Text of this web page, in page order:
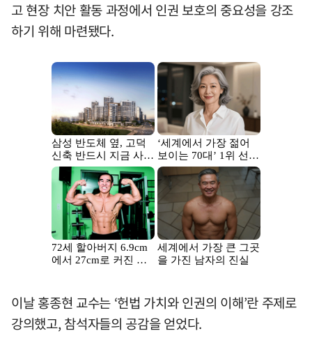
고 현장 치안 활동 과정에서 인권 보호의 중요성을 강조
하기 위해 마련됐다.
이날 홍종현 교수는 ‘헌법 가치와 인권의 이해’란 주제로
강의했고, 참석자들의 공감을 얻었다.